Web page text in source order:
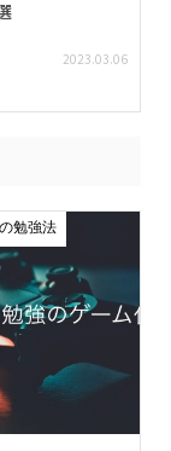
2023.03.06
勉強法